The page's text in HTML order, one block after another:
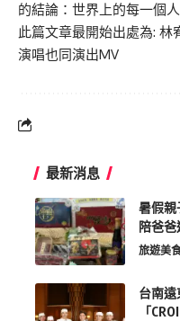
的結論：世界上的每一個
此篇文章最開始出處為: 林
演唱也同演出MV
最新消息
暑假
陪爸爸
旅遊美
台南
「